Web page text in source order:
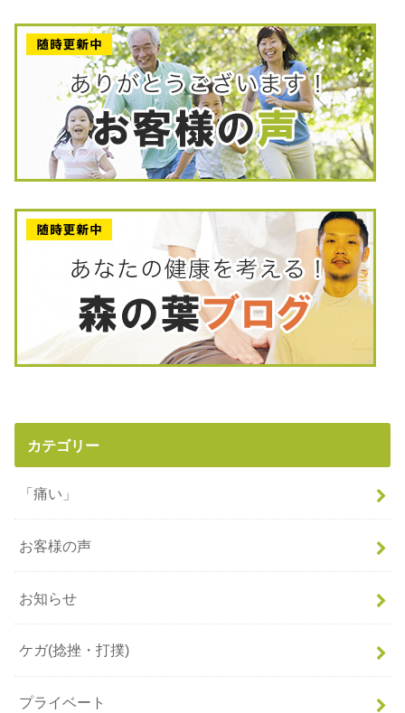
カテゴリー
「痛い」
お客様の声
お知らせ
ケガ(捻挫・打撲)
プライベート